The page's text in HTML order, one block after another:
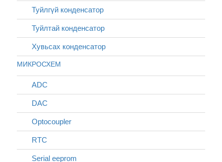
Туйлгүй конденсатор
Туйлтай конденсатор
Хувьсах конденсатор
МИКРОСХЕМ
ADC
DAC
Optocoupler
RTC
Serial eeprom